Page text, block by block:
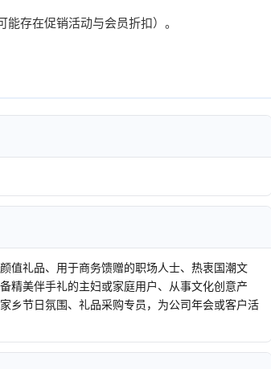
存在促销活动与会员折扣）。
值礼品、用于商务馈赠的职场人士、热衷国潮文
精美伴手礼的主妇或家庭用户、从事文化创意产
乡节日氛围、礼品采购专员，为公司年会或客户活